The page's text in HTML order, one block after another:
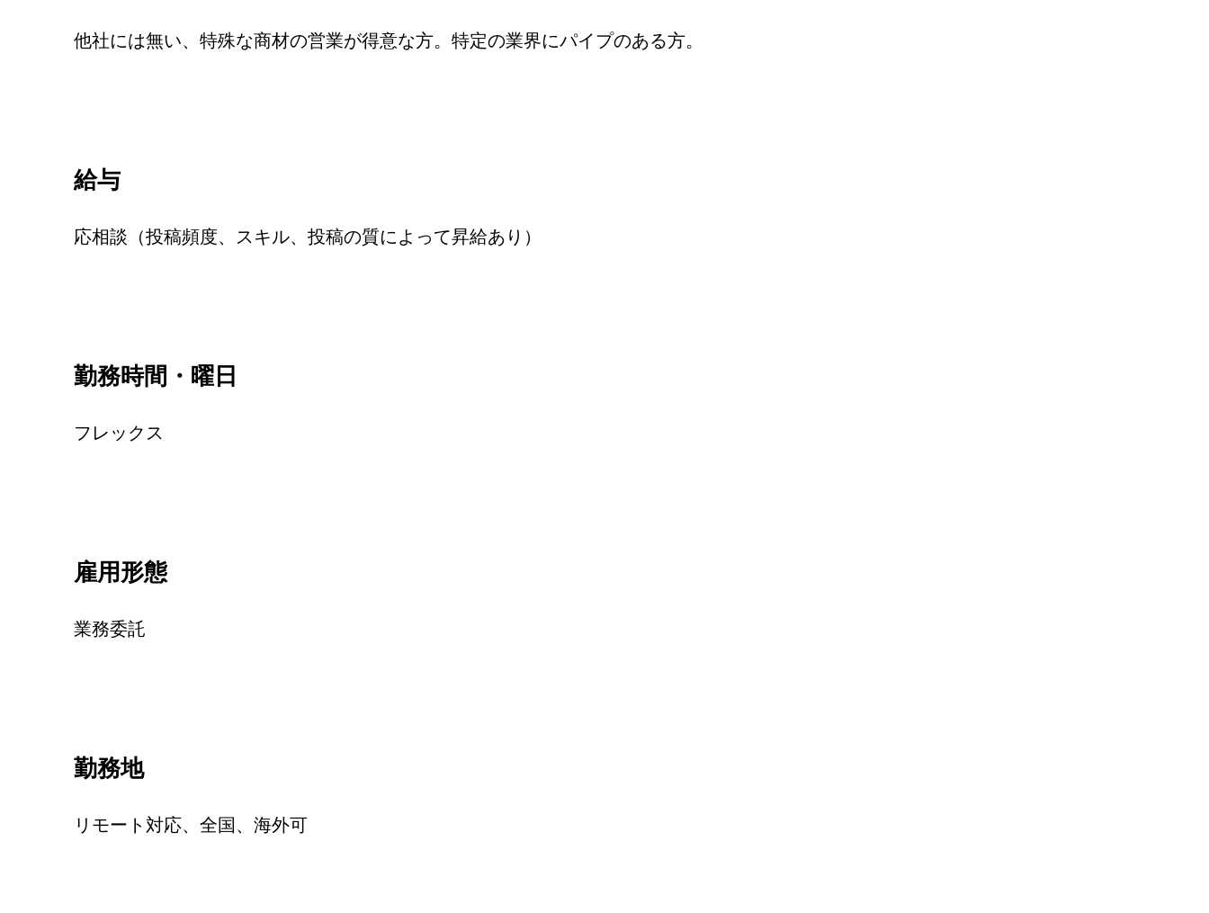
他社には無い、特殊な商材の営業が得意な方。特定の業界にパイプのある方。
給与
応相談（投稿頻度、スキル、投稿の質によって昇給あり）
勤務時間・曜日
フレックス
雇用形態
業務委託
勤務地
リモート対応、全国、海外可